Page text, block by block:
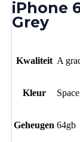
iPhone
Grey
Kwaliteit A
Kleur
Geheugen 64gb